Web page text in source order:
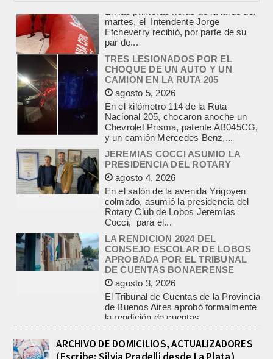
TRES LESIONADOS POR EL
CHOQUE DE UN AUTO Y UN
CAMION EN LA RUTA 205
agosto 5, 2026
En el kilómetro 114 de la Ruta
Nacional 205, chocaron anoche un
Chevrolet Prisma, patente AB045CG,
y un camión Mercedes Benz,...
JEREMIAS COCCI ASUMIO LA
PRESIDENCIA DEL ROTARY
agosto 4, 2026
En el salón de la avenida Yrigoyen
colmado, asumió la presidencia del
Rotary Club de Lobos Jeremías
Cocci, para el...
LA RENDICION 2024 DEL
CONSEJO ESCOLAR DE LOBOS
APROBADA POR EL TRIBUNAL
DE CUENTAS BONAERENSE
agosto 3, 2026
El Tribunal de Cuentas de la Provincia
de Buenos Aires aprobó formalmente
la rendición de cuentas
correspondiente al Ejercicio 2024,...
PRE-FEDERAL MASCULINO DE
BASQUET EN CADETES:
ATHLETIC JUEGA EL
TRIANGULAR FINAL
agosto 6, 2026
ARCHIVO DE DOMICILIOS, ACTUALIZADORES